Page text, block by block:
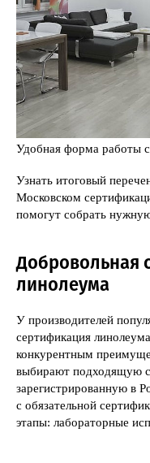
Удобная форма работы
Узнать итоговый
Московском
помогут собрать
Добровольная
линолеума
У производителей
сертификация
конкурентным
выбирают подходящую
зарегистрированную в
с обязательной
этапы: лабораторные